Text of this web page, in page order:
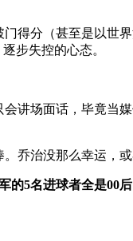
得分（甚至是以世
步失控的心态。
讲场面话，毕竟当
治没那么幸运，或
的5名进球者全是00